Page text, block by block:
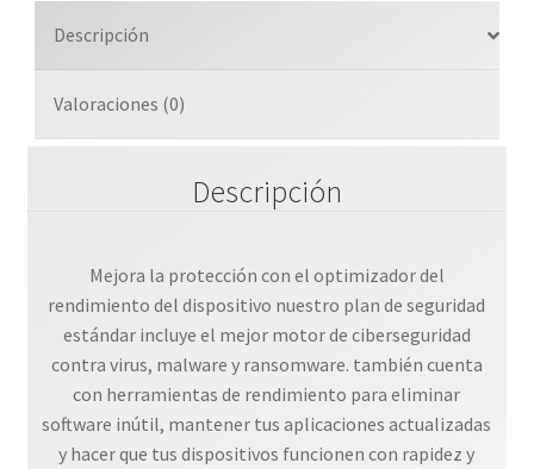
Descripción
Valoraciones (0)
Descripción
Mejora la protección con el optimizador del
rendimiento del dispositivo nuestro plan de seguridad
estándar incluye el mejor motor de ciberseguridad
contra virus, malware y ransomware. también cuenta
con herramientas de rendimiento para eliminar
software inútil, mantener tus aplicaciones actualizadas
y hacer que tus dispositivos funcionen con rapidez y